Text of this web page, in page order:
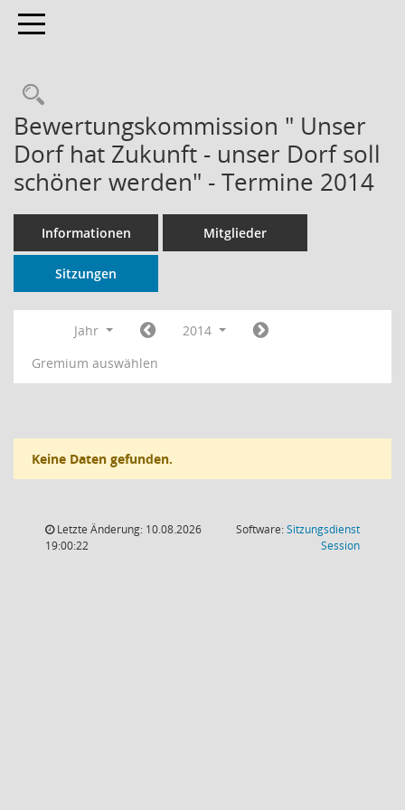
Toggle navigation
Rechercheauswahl
Bewertungskommission " Unser
Dorf hat Zukunft - unser Dorf soll
schöner werden" - Termine 2014
Informationen Mitglieder
Sitzungen
Jahr
2014
Gremium auswählen
Keine Daten gefunden.
Letzte Änderung: 10.08.2026
19:00:22
Software:Sitzungsdienst
Session(Wird in